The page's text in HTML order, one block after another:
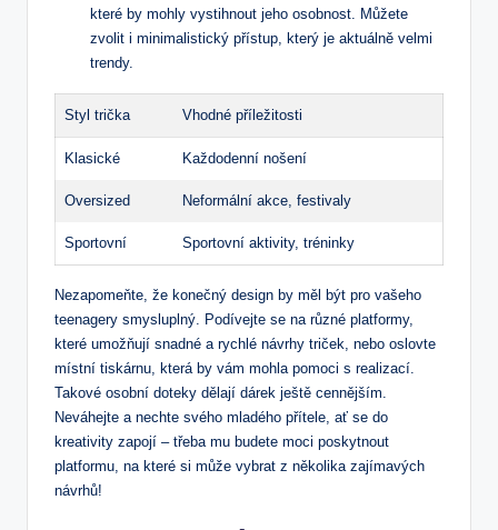
které by mohly vystihnout jeho osobnost. Můžete
zvolit i minimalistický přístup, který je aktuálně velmi
trendy.
Styl trička Vhodné příležitosti
Klasické Každodenní nošení
Oversized Neformální akce, festivaly
Sportovní Sportovní aktivity, tréninky
Nezapomeňte, že konečný design by měl být pro vašeho
teenagery smysluplný. Podívejte se na různé platformy,
které umožňují snadné a rychlé návrhy triček, nebo oslovte
místní tiskárnu, která by vám mohla pomoci s realizací.
Takové osobní doteky dělají dárek ještě cennějším.
Neváhejte a nechte svého mladého přítele, ať se do
kreativity zapojí – třeba mu budete moci poskytnout
platformu, na které si může vybrat z několika zajímavých
návrhů!